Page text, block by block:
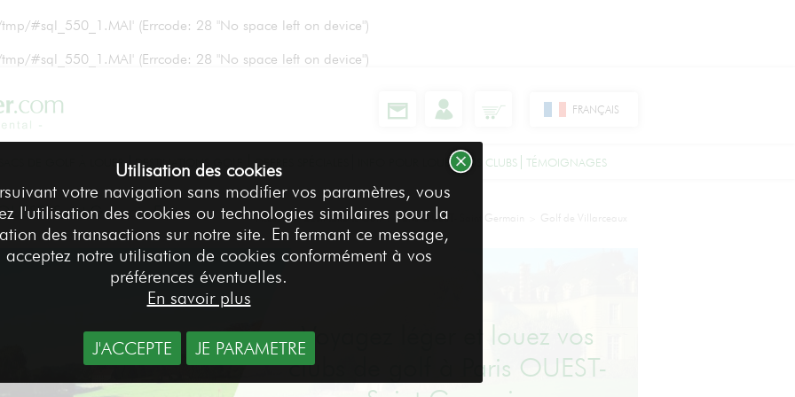
#sql_550_1.MAI' (Errcode: 28 "No space left on device")
#sql_550_1.MAI' (Errcode: 28 "No space left on device")
FRANÇAIS
SACS DE GOLF À LOUER DESTINATIONS GOLF OFFRES SPÉCIALES INFO POUR LOUER VOS CLUBS TÉMOIGNAGES
Saint Germain France Accueil >Destinations Golf > Paris OUEST- Saint Germain Golf de Villarceaux
Voyagez léger et louez vos
clubs de golf à Paris OUEST-
Utilisation des cookies
votre navigation sans modifier vos paramètres, vous
l'utilisation des cookies ou technologies similaires pour la
des transactions sur notre site. En fermant ce message,
acceptez notre utilisation de cookies conformément à vos
préférences éventuelles.
En savoir plus
J'ACCEPTE JE PARAMETRE